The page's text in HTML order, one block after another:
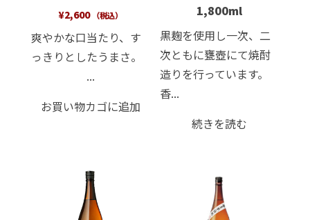
¥2,600 （税込）
爽やかな口当たり、す
っきりとしたうまさ。
...
お買い物カゴに追加
1,800ml
黒麹を使用し一次、二
次ともに甕壺にて焼酎
造りを行っています。
香...
続きを読む